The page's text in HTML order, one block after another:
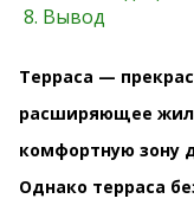
Вывод
Терраса —
расширяющее
комфортную зону
Однако терраса